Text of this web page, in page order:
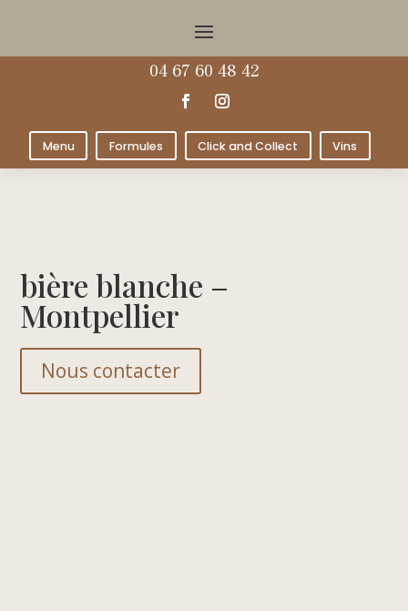
04 67 60 48 42
Menu Formules Click and Collect Vins
bière blanche –
Montpellier
Nous contacter